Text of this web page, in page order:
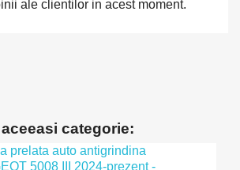
ale clientilor in acest moment.
categorie: